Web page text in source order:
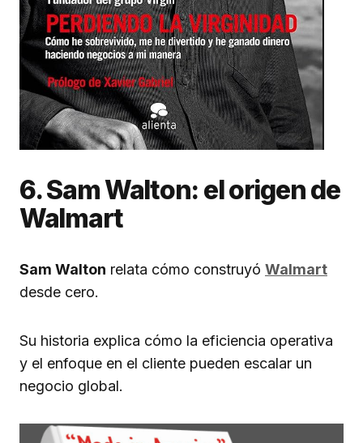
6. Sam Walton: el origen de
Walmart
Sam Walton relata cómo construyó Walmart
desde cero.
Su historia explica cómo la eficiencia operativa
y el enfoque en el cliente pueden escalar un
negocio global.